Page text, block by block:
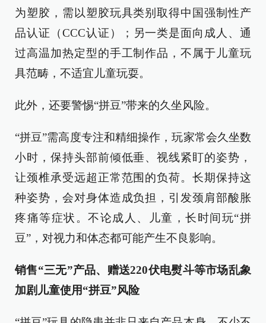
为塑胶，需以塑胶玩具类别取得中国强制性产
品认证（CCC认证）；另一类是面向成人、通
过高温加热定型的手工制作品，不属于儿童玩
具范畴，不适宜儿童玩耍。
此外，还要警惕“拼豆”带来的久坐风险。
“拼豆”需高度专注和精细操作，玩家常会久坐数
小时，保持头部前倾低垂、视线紧盯的姿势，
让颈椎承受远超正常范围的负荷。长期保持这
种姿势，会对身体造成负担，引发颈肩部酸胀
疼痛等症状。不论成人、儿童，长时间玩“拼
豆”，对视力和体态都可能产生不良影响。
销售“三无”产品、赠送220伏电熨斗等市场乱象
加剧儿童使用“拼豆”风险